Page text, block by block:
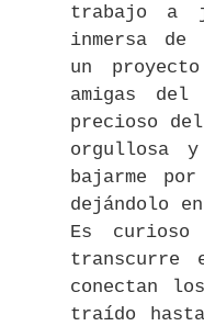
trabajo a
inmersa de
un
amigas
precioso
orgullosa
bajarme
dejándolo
Es curioso
transcurre
conectan
traído